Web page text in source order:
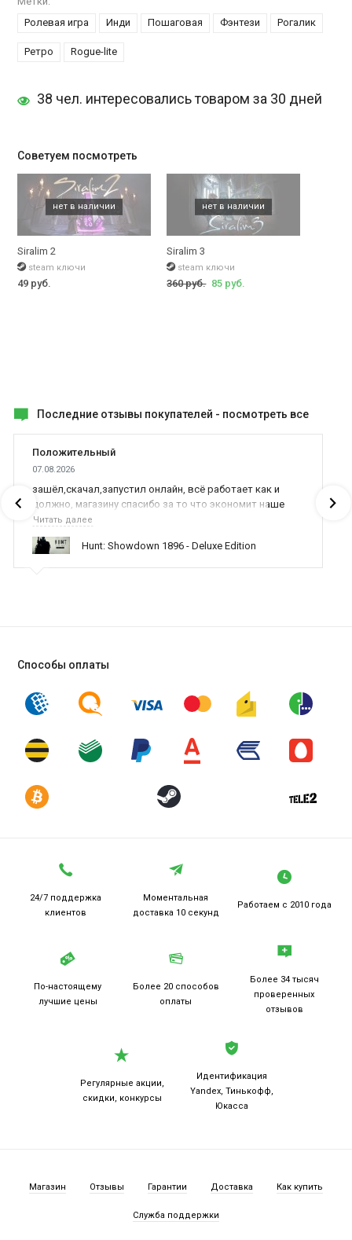
Ролевая игра
Инди Пошаговая Фэнтези Рогалик
Ретро Rogue-lite
38 чел. интересовались товаром за 30 дней
Советуем посмотреть
Siralim 2
steam ключи
49 руб.
Siralim 3
steam ключи
360 руб. 85 руб.
Последние отзывы покупателей - посмотреть все
Положительный
07.08.2026
зашёл,скачал,запустил онлайн, всё работает как и
должно, магазину спасибо за то что экономит наше
время,нервы и деньги, ребята вы красава оказываете
поддержку населению и походу из всех только вы и
оказываете помощь
Читать далее
Hunt: Showdown 1896 - Deluxe Edition
Способы оплаты
24/7 поддержка
клиентов
Моментальная
доставка 10 секунд
Работаем с 2010 года
По-настоящему
лучшие цены
Более 20 способов
оплаты
Более 34 тысяч
проверенных
отзывов
Регулярные акции,
скидки, конкурсы
Идентификация
Yandex, Тинькофф,
Юкасса
Магазин Отзывы Гарантии Доставка Как купить
Служба поддержки